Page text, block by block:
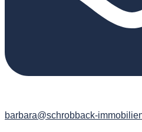
barbara@schrobback-